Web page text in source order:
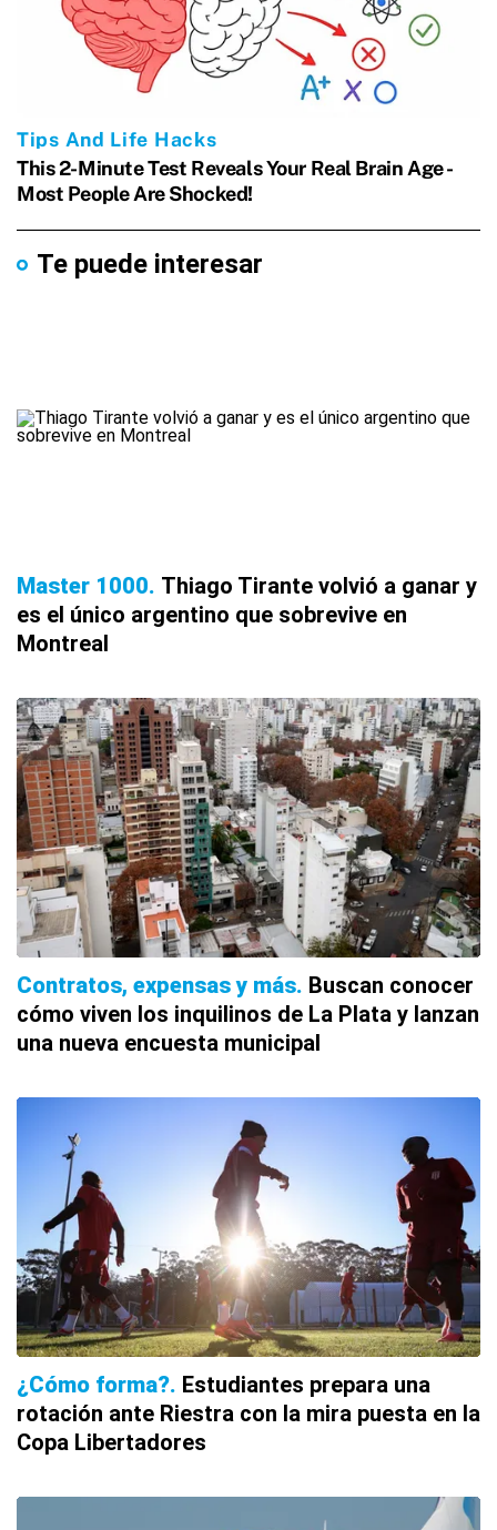
Te puede interesar
Master 1000 Thiago Tirante volvió a ganar y
es el único argentino que sobrevive en
Montreal
Contratos, expensas y más Buscan conocer
cómo viven los inquilinos de La Plata y lanzan
una nueva encuesta municipal
¿Cómo forma? Estudiantes prepara una
rotación ante Riestra con la mira puesta en la
Copa Libertadores